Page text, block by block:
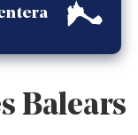
Balears